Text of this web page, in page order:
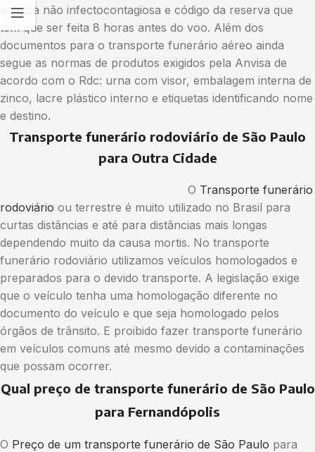
doença não infectocontagiosa e código da reserva que
tem que ser feita 8 horas antes do voo. Além dos
documentos para o transporte funerário aéreo ainda
segue as normas de produtos exigidos pela Anvisa de
acordo com o Rdc: urna com visor, embalagem interna de
zinco, lacre plástico interno e etiquetas identificando nome
e destino.
Transporte funerário rodoviário de São Paulo
para Outra Cidade
O Transporte funerário
rodoviário ou terrestre é muito utilizado no Brasil para
curtas distâncias e até para distâncias mais longas
dependendo muito da causa mortis. No transporte
funerário rodoviário utilizamos veículos homologados e
preparados para o devido transporte. A legislação exige
que o veículo tenha uma homologação diferente no
documento do veículo e que seja homologado pelos
órgãos de trânsito. E proibido fazer transporte funerário
em veículos comuns até mesmo devido a contaminações
que possam ocorrer.
Qual preço de transporte funerário de São Paulo
para Fernandópolis
O Preço de um transporte funerário de São Paulo para